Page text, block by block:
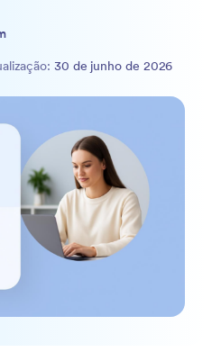
30 de junho de 2026